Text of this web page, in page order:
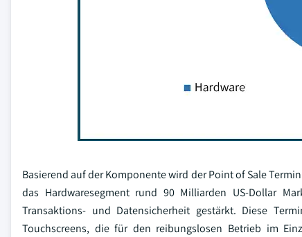
Basierend auf der Komponente wird der Point of Sale
das Hardwaresegment rund 90 Milliarden US-Dollar
Transaktions- und Datensicherheit gestärkt. Diese
Touchscreens, die für den reibungslosen Betrieb im